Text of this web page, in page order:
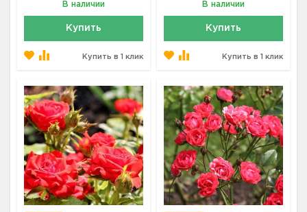
В наличии
Купить
Купить в 1 клик
В наличии
Купить
Купить в 1 клик